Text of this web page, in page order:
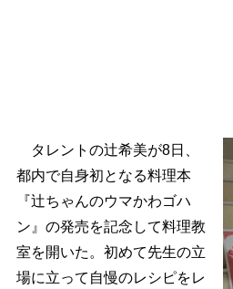
タレントの辻希美が8日、
都内で自身初となる料理本
『辻ちゃんのウマかわゴハ
ン』の発売を記念して料理教
室を開いた。初めて先生の立
場に立って自慢のレシピをレ